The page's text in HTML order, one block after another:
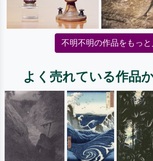
不明不明の作品をもっと
よく売れている作品